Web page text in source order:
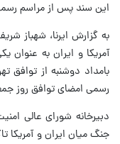
این سند پس از مراسم
به گزارش ایرنا، شهباز
آمریکا و ایران به
بامداد دوشنبه از توافق
رسمی امضای توافق روز
دبیرخانه شورای عالی
جنگ میان ایران و آمریکا